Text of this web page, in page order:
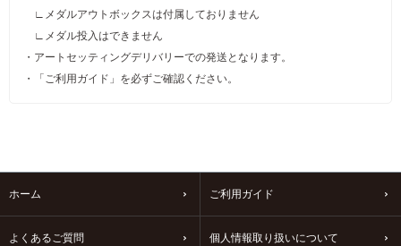
∟メダルアウトボックスは付属しておりません
∟メダル投入はできません
・アートセッティングデリバリーでの発送となります。
・「ご利用ガイド」を必ずご確認ください。
ホーム ご利用ガイド
よくあるご質問 個人情報取り扱いについて